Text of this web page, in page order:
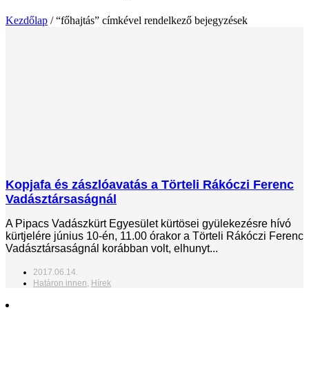
Kezdőlap / “főhajtás” címkével rendelkező bejegyzések
Kopjafa és zászlóavatás a Törteli Rákóczi Ferenc
Vadásztársaságnál
A Pipacs Vadászkürt Egyesület kürtösei gyülekezésre hívó
kürtjelére június 10-én, 11.00 órakor a Törteli Rákóczi Ferenc
Vadásztársaságnál korábban volt, elhunyt...
2017.06.14.
Határon innen, Hírek